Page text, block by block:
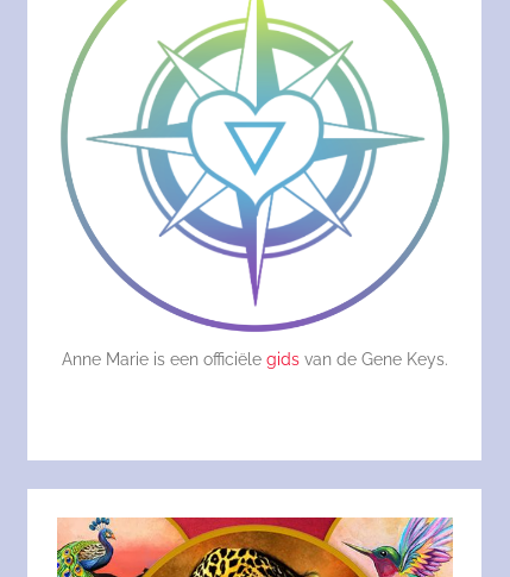
Anne Marie is een officiële gidsvan de Gene Keys.